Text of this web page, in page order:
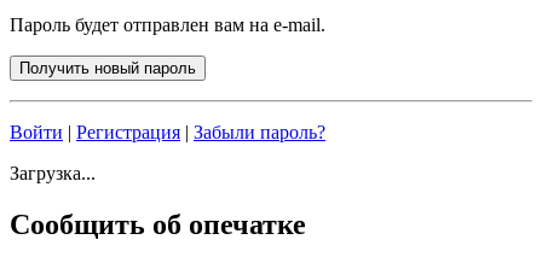
Пароль будет отправлен вам на e-mail.
Войти | Регистрация | Забыли пароль?
Загрузка...
Сообщить об опечатке